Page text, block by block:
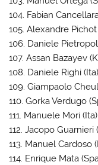
104. Fabian
105. Alexandre
106. Daniele
107. Assan Bazayev
108. Daniele Righi
109. Giampaolo
110. Gorka Verdugo
111. Manuele Mori
112. Jacopo
113. Manuel Cardoso
114. Enrique Mata